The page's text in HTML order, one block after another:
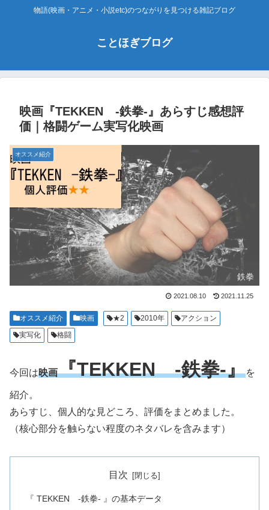
物語(映画・アニメ・小説etc)のつながりを見つける雑記ブログ
ことほぎブログ
映画『TEKKEN -鉄拳-』あらすじ感想評
価｜格闘ゲーム実写化映画
オススメ紹介
鉄拳
2021.08.10 2021.11.25
オススメ紹介 映画 ★2 2010年
アクション
実写化
格闘
今回は映画『TEKKEN -鉄拳-』を
紹介。
あらすじ、個人的な見どころ、評価をまとめました。
（核心部分を触らない程度のネタバレを含みます）
目次
『 TEKKEN -鉄拳- 』の基本データ